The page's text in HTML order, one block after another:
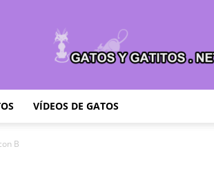
VÍDEOS DE GATOS
B